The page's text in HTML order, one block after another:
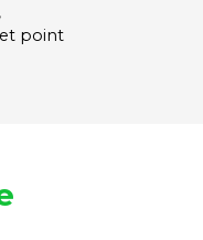
point